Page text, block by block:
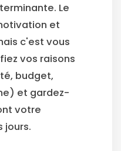
Le
et
c'est vous
vos raisons
budget,
et gardez-
votre
jours.